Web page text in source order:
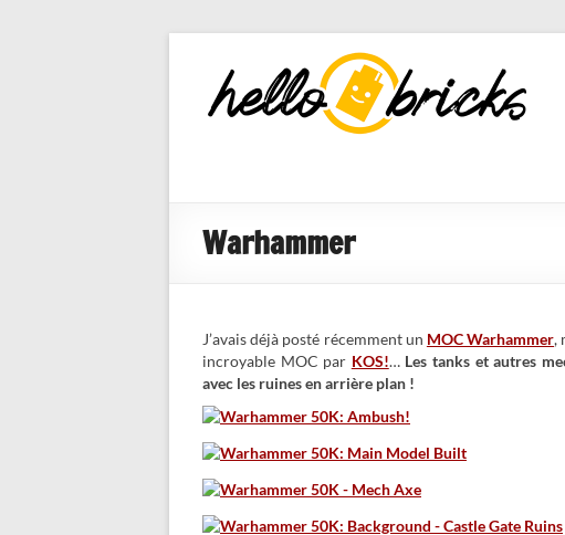
HelloBricks
Blog LEGO,
nouveaut�s
Warhammer
J’avais déjà posté récemment un MOC Warhammer,
incroyable MOC par KOS!… Les tanks et autres
avec les ruines en arrière plan !